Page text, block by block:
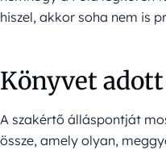
hiszel, akkor soha nem is
Könyvet
A szakértő álláspontját
össze, amely olyan,